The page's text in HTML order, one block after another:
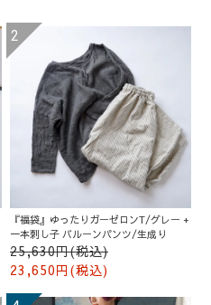
『福袋』ゆったりガーゼロンT/グレー +
一本刺し子 バルーンパンツ/生成り
25,630円(税込)
23,650円(税込)